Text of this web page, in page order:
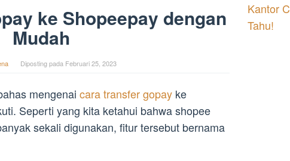
ke Shopeepay dengan
Mudah
Diposting pada Februari 25, 2023
mengenai cara transfer gopay ke
Seperti yang kita ketahui bahwa shopee
sekali digunakan, fitur tersebut bernama
Kantor
Tahu!